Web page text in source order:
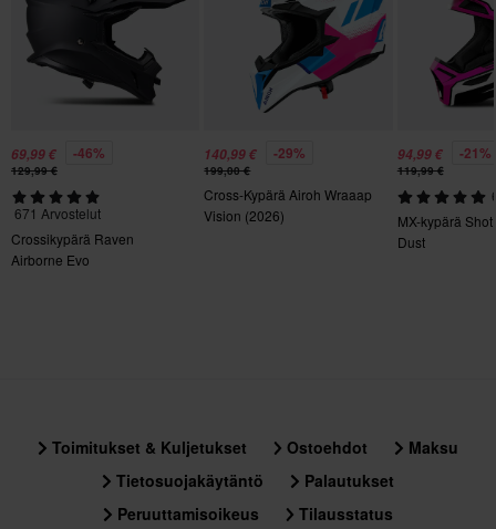
Kypärän paino
1150 g - 1300 g
Paketin mitat
XS
380 x 400 x 350 mm
380 x 400 x 350 mm
XL
325 x 425 x 275 mm
69,99 € -46%
129,99 €
671 Arvostelut
Crossikypärä Raven
Airborne Evo
140,99 € -29%
199,00 €
Cross-Kypärä Airoh Wraaap
Vision (2026)
94,99 € -21%
119,99 €
MX-kypärä
Dust
Toimitukset & Kuljetukset Ostoehdot
Maksu
Tietosuojakäytäntö
Palautukset
Peruuttamisoikeus
Tilausstatus